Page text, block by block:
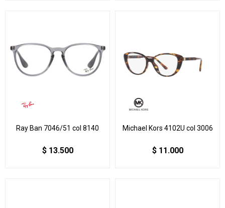
Ray Ban 7046/51 col 8140
$ 13.500
Michael Kors 4102U col 3006
$ 11.000